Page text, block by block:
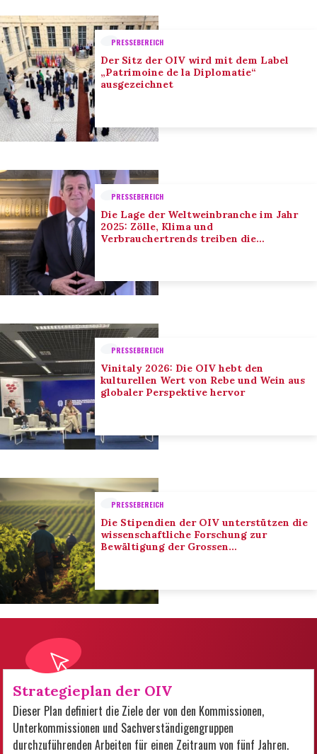
PRESSEBEREICH
Der Sitz der OIV wird mit dem Label
„Patrimoine de la Diplomatie“
ausgezeichnet
PRESSEBEREICH
Die Lage der Weltweinbranche im Jahr
2025: Zölle, Klima und
Verbrauchertrends treiben die
PRESSEBEREICH
Vinitaly 2026: Die OIV hebt den
kulturellen Wert von Rebe und Wein aus
globaler Perspektive hervor
PRESSEBEREICH
Die Stipendien der OIV unterstützen die
wissenschaftliche Forschung zur
Bewältigung der Grossen
Strategieplan der OIV
Dieser Plan definiert die Ziele der von den Kommissionen,
Unterkommissionen und Sachverständigengruppen
durchzuführenden Arbeiten für einen Zeitraum von fünf Jahren.